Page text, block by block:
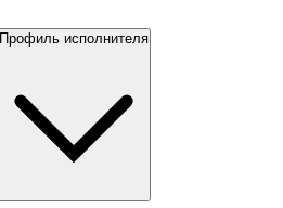
Профиль исполнителя